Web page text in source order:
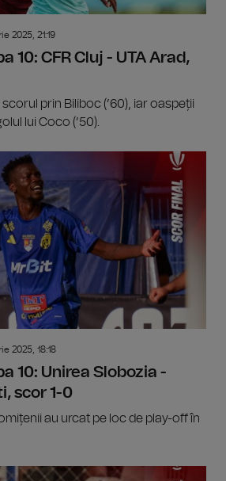
2025, 21:19
10: CFR Cluj - UTA Arad,
prin Biliboc (’60), iar oaspeții
lui Coco (’50).
2025, 18:18
10: Unirea Slobozia -
scor 1-0
au urcat pe loc de play-off în